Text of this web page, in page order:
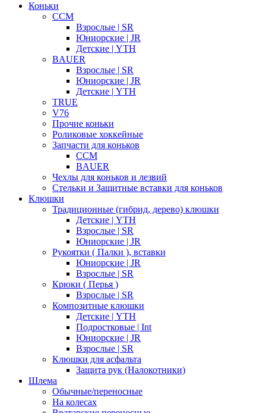
Коньки
CCM
Взрослые | SR
Юниорские | JR
Детские | YTH
BAUER
Взрослые | SR
Юниорские | JR
Детские | YTH
TRUE
V76
Прочие коньки
Роликовые хоккейные
Запчасти для коньков
CCM
BAUER
Чехлы для коньков и лезвий
Стельки и Защитные вставки для коньков
Клюшки
Традиционные (гибрид, дерево) клюшки
Детские | YTH
Взрослые | SR
Юниорские | JR
Рукоятки ( Палки ), вставки
Юниорские | JR
Взрослые | SR
Крюки ( Перья )
Взрослые | SR
Композитные клюшки
Детские | YTH
Подростковые | Int
Юниорские | JR
Взрослые | SR
Клюшки для асфальта
Защита рук (Налокотники)
Шлема
Обычные/переносные
На колесах